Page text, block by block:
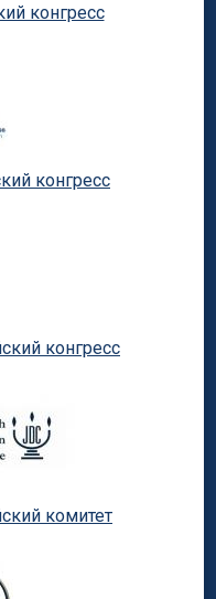
конгресс
конгресс
конгресс
комитет